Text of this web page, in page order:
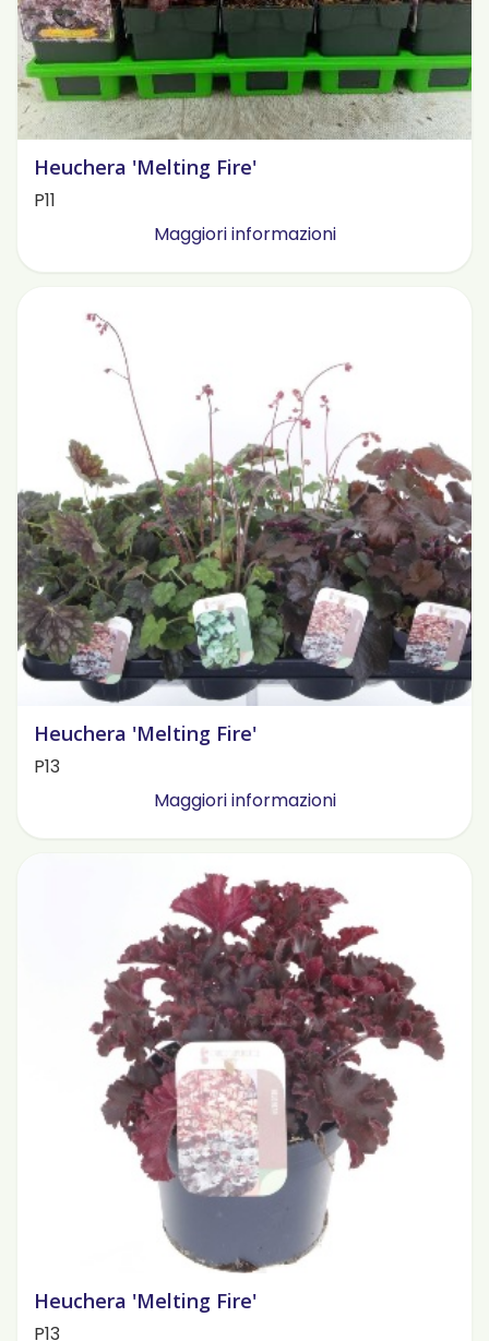
Heuchera 'Melting Fire'
P11
Maggiori informazioni
Heuchera 'Melting Fire'
P13
Maggiori informazioni
Heuchera 'Melting Fire'
P13